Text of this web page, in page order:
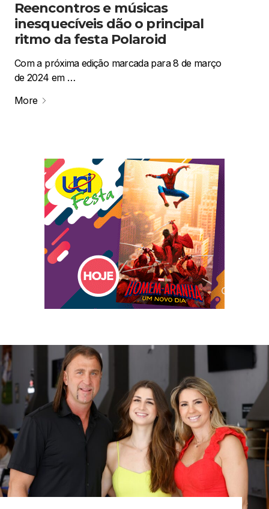
Reencontros e músicas
inesquecíveis dão o principal
ritmo da festa Polaroid
Com a próxima edição marcada para 8 de março
de 2024 em …
More